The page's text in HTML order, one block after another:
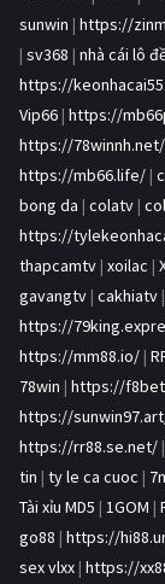
sunwin | https://
| sv368 | nhà cái lô
https://
Vip66 | https://
https://78winnh.net/
https://mb66.life/ |
bong da | colatv |
https://
thapcamtv | xoilac |
gavangtv | cakhiatv |
https://
https://mm88.io/ |
78win | https://
https://
https://rr88.se.net/ |
tin | ty le ca cuoc |
Tài xỉu MD5 | 1GOM |
go88 | https://
sex vlxx | https://